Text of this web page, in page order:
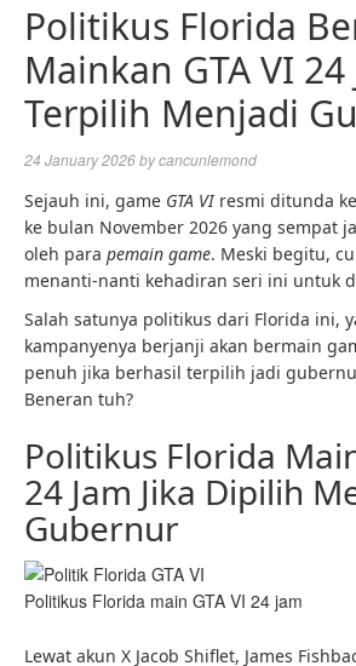
Politikus Florida
Mainkan GTA VI 24
Terpilih Menjadi
24 January 2026bycancunlemond
Sejauh ini, game GTA VI resmi ditunda
ke bulan November 2026 yang sempat
oleh para pemain game. Meski begitu,
menanti-nanti kehadiran seri ini untuk
Salah satunya politikus dari Florida ini,
kampanyenya berjanji akan bermain
penuh jika berhasil terpilih jadi
Beneran tuh?
Politikus Florida
24 Jam Jika Dipilih
Gubernur
Politikus Florida main GTA VI 24 jam
Lewat akun X Jacob Shiflet, James